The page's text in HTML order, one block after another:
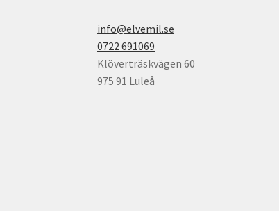
info@elvemil.se
0722 691069
Klöverträskvägen 60
975 91 Luleå